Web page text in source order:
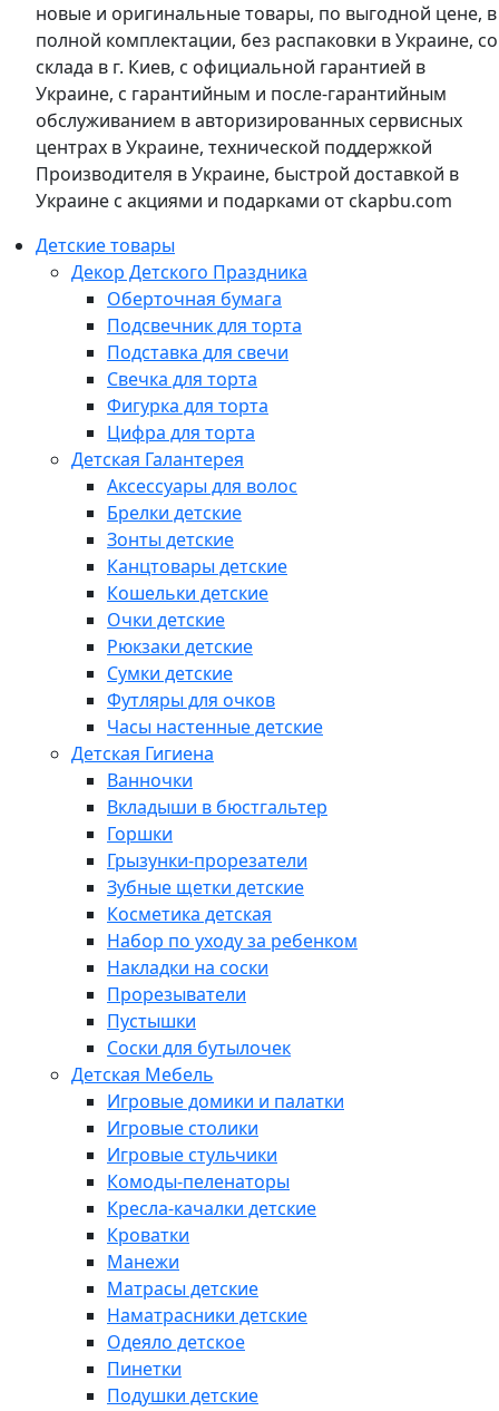
новые и оригинальные товары, по выгодной цене, в
полной комплектации, без распаковки в Украине, со
склада в г. Киев, с официальной гарантией в
Украине, с гарантийным и после-гарантийным
обслуживанием в авторизированных сервисных
центрах в Украине, технической поддержкой
Производителя в Украине, быстрой доставкой в
Украине с акциями и подарками от ckapbu.com
Детские товары
Декор Детского Праздника
Оберточная бумага
Подсвечник для торта
Подставка для свечи
Свечка для торта
Фигурка для торта
Цифра для торта
Детская Галантерея
Аксессуары для волос
Брелки детские
Зонты детские
Канцтовары детские
Кошельки детские
Очки детские
Рюкзаки детские
Сумки детские
Футляры для очков
Часы настенные детские
Детская Гигиена
Ванночки
Вкладыши в бюстгальтер
Горшки
Грызунки-прорезатели
Зубные щетки детские
Косметика детская
Набор по уходу за ребенком
Накладки на соски
Прорезыватели
Пустышки
Соски для бутылочек
Детская Мебель
Игровые домики и палатки
Игровые столики
Игровые стульчики
Комоды-пеленаторы
Кресла-качалки детские
Кроватки
Манежи
Матрасы детские
Наматрасники детские
Одеяло детское
Пинетки
Подушки детские